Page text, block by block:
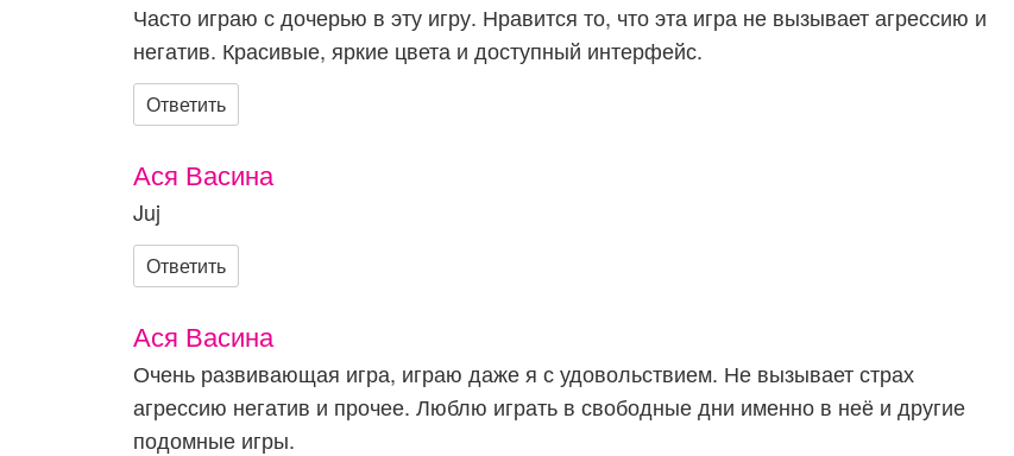
Часто играю с дочерью в эту игру. Нравится то, что эта игра не вызывает агрессию и
негатив. Красивые, яркие цвета и доступный интерфейс.
Ответить
Ася Васина
Juj
Ответить
Ася Васина
Очень развивающая игра, играю даже я с удовольствием. Не вызывает страх
агрессию негатив и прочее. Люблю играть в свободные дни именно в неё и другие
подомные игры.